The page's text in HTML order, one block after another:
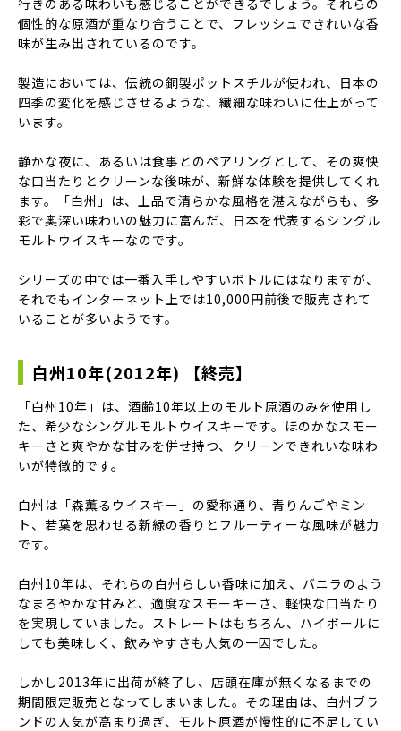
行きのある味わいも感じることができるでしょう。それらの
個性的な原酒が重なり合うことで、フレッシュできれいな香
味が生み出されているのです。
製造においては、伝統の銅製ポットスチルが使われ、日本の
四季の変化を感じさせるような、繊細な味わいに仕上がって
います。
静かな夜に、あるいは食事とのペアリングとして、その爽快
な口当たりとクリーンな後味が、新鮮な体験を提供してくれ
ます。「白州」は、上品で清らかな風格を湛えながらも、多
彩で奥深い味わいの魅力に富んだ、日本を代表するシングル
モルトウイスキーなのです。
シリーズの中では一番入手しやすいボトルにはなりますが、
それでもインターネット上では10,000円前後で販売されて
いることが多いようです。
白州10年(2012年) 【終売】
「白州10年」は、酒齢10年以上のモルト原酒のみを使用し
た、希少なシングルモルトウイスキーです。ほのかなスモー
キーさと爽やかな甘みを併せ持つ、クリーンできれいな味わ
いが特徴的です。
白州は「森薫るウイスキー」の愛称通り、青りんごやミン
ト、若葉を思わせる新緑の香りとフルーティーな風味が魅力
です。
白州10年は、それらの白州らしい香味に加え、バニラのよう
なまろやかな甘みと、適度なスモーキーさ、軽快な口当たり
を実現していました。ストレートはもちろん、ハイボールに
しても美味しく、飲みやすさも人気の一因でした。
しかし2013年に出荷が終了し、店頭在庫が無くなるまでの
期間限定販売となってしまいました。その理由は、白州ブラ
ンドの人気が高まり過ぎ、モルト原酒が慢性的に不足してい